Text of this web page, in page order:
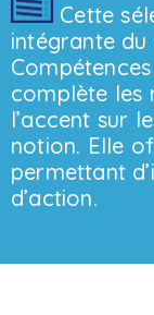
Cette
intégrante
complète les
l’accent sur
notion. Elle
permettant
d’action.